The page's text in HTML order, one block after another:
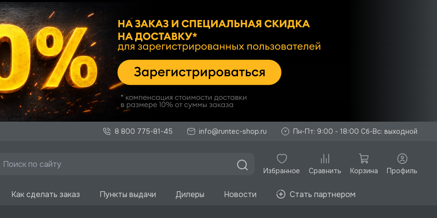
8 800 775-81-45 info@runtec-shop.ru Пн-Пт: 9:00 - 18:00 Сб-Вс: выходной
Избранное Сравнить Корзина Профиль
Как сделать заказ Пункты выдачи Дилеры Новости Стать партнером